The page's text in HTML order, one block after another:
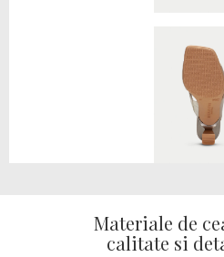
Materiale de
calitate si